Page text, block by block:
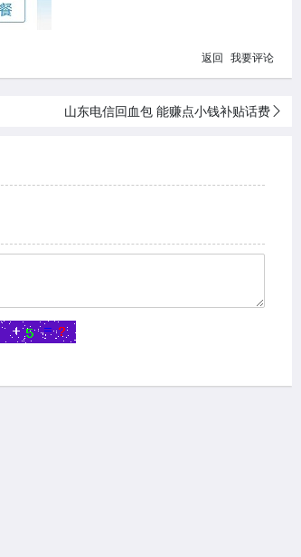
返回 我要评论
山东电信回血包 能赚点小钱补贴话费